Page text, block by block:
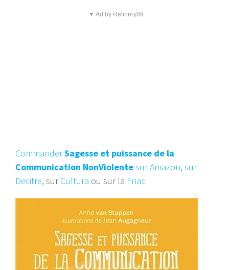
▼ Ad by Refinery89
CommanderSagesse et puissance de la
Communication NonViolentesur Amazon, sur
Decitre, surCultura ou sur la Fnac